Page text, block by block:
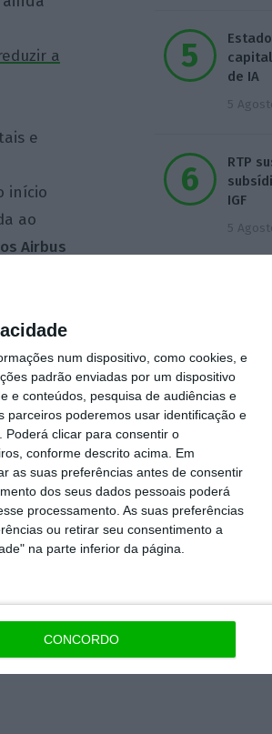
num dispositivo, como cookies, e
padrão enviadas por um dispositivo
e conteúdos, pesquisa de audiências e
parceiros poderemos usar identificação e
Poderá clicar para consentir o
conforme descrito acima. Em
as suas preferências antes de consentir
dos seus dados pessoais poderá
processamento. As suas preferências
ou retirar seu consentimento a
na parte inferior da página.
CONCORDO
a
e
início
ao
Airbus
TAP
maio.
de IA
5
RTP
IGF
5